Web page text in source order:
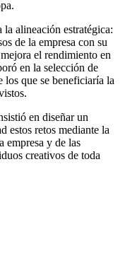
alineación estratégica:
de la empresa con su
el rendimiento en
en la selección de
los que se beneficiaría la
en diseñar un
estos retos mediante la
empresa y de las
creativos de toda